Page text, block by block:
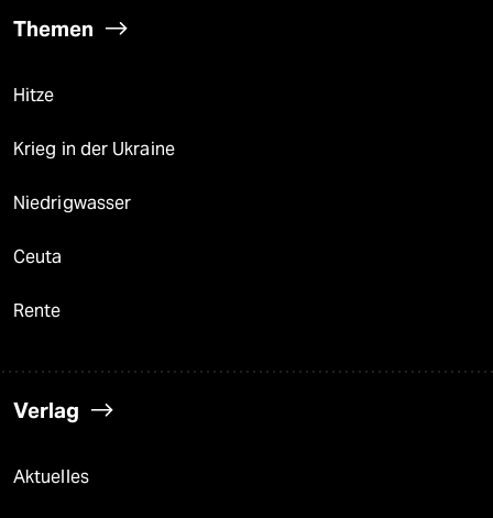
Themen
Hitze
Krieg in der Ukraine
Niedrigwasser
Ceuta
Rente
Verlag
Aktuelles